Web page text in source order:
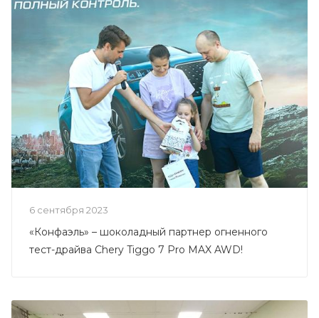
6 сентября 2023
«Конфаэль» – шоколадный партнер огненного
тест-драйва Chery Tiggo 7 Pro MAX AWD!